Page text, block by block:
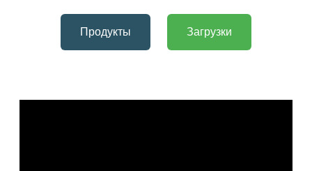
Продукты Загрузки